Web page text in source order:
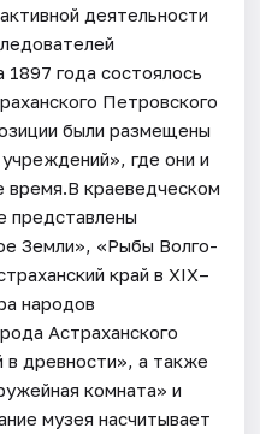
деятельности
1897 года состоялось
Петровского
были размещены
где они и
время.В краеведческом
представлены
Земли», «Рыбы Волго-
край в XIX–
народов
Астраханского
в древности», а также
комната» и
музея насчитывает